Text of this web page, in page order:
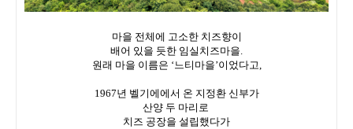
마을 전체에 고소한 치즈향이
배어 있을 듯한 임실치즈마을.
원래 마을 이름은 ‘느티마을’이었다고,
1967년 벨기에에서 온 지정환 신부가
산양 두 마리로
치즈 공장을 설립했다가